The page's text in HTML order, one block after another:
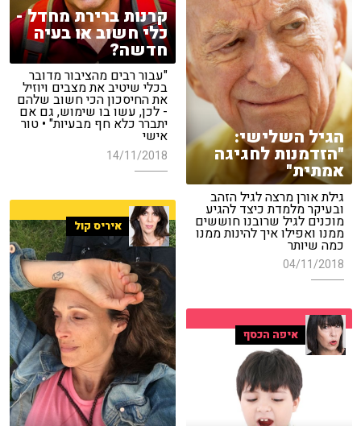
קרנות ברירת מחדל -
כלי חשוב או בעיה
חדשה?
"עבור רבים מהציבור מדובר
בכלי שיטיב את מצבים ויוזיל
את החיסכון הכי חשוב שלהם
- לכן, עשו בו שימוש, גם אם
יתברר כלא חף מבעיות" • טור
אישי
14/11/2018
הגיל השלישי:
"הזדמנות לחגיגה
אמתית"
גילת אורן מרצה לגיל הזהב
ובעיקר מלמדת כיצד להגיע
מוכנים לגיל שרובנו חוששים
ממנו ואפילו איך להינות ממנו
כמה שיותר
04/11/2018
איריס קול
איפה הכסף